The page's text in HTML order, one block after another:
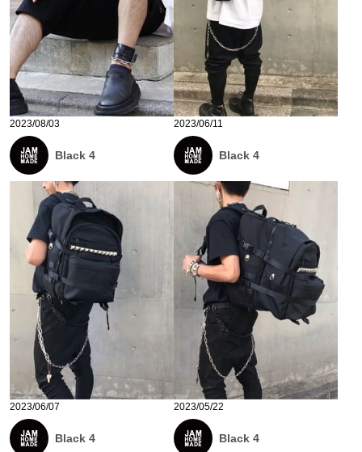
2023/08/03
Black 4
2023/06/11
Black 4
2023/06/07
Black 4
2023/05/22
Black 4